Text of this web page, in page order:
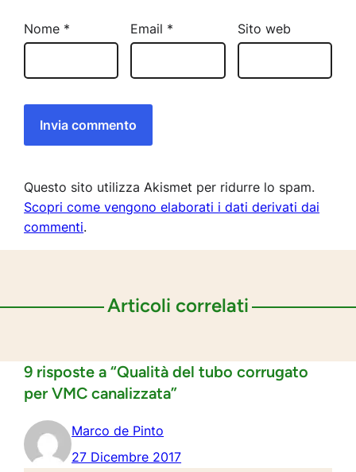
Nome * Email * Sito web
Questo sito utilizza Akismet per ridurre lo spam.
Scopri come vengono elaborati i dati derivati dai
commenti.
Articoli correlati
9 risposte a “Qualità del tubo corrugato
per VMC canalizzata”
Marco de Pinto
27 Dicembre 2017